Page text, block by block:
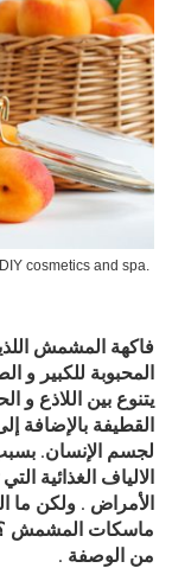
cosmetics and spa.
فاكهة المشمش
المحبوبة للكبير و
يتنوع بين اللاذع و
القطيفة بالإضافة
لجسم الإنسان. بسبب
الالياف الغذائية
الأمراض . ولكن ما
ماسكات المشمش ؟
من الوصفة .